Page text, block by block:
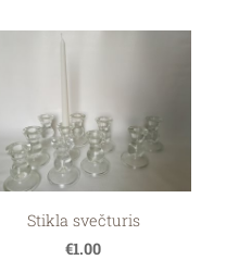
Stikla svečturis
€1.00